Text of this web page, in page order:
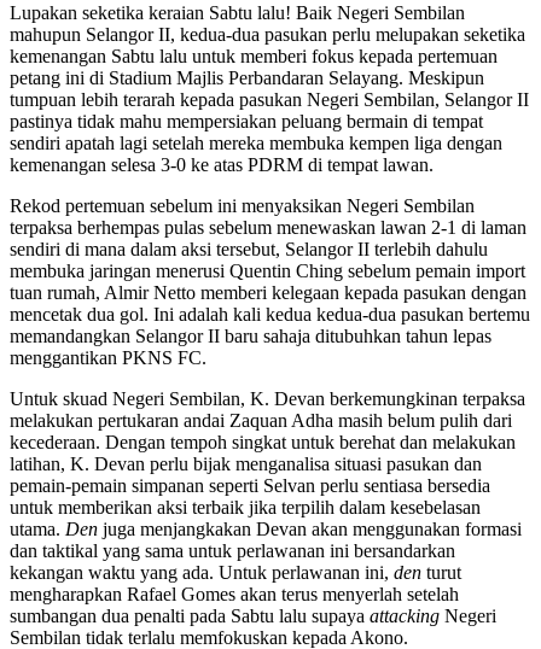
Lupakan seketika keraian Sabtu lalu! Baik Negeri Sembilan
mahupun Selangor II, kedua-dua pasukan perlu melupakan seketika
kemenangan Sabtu lalu untuk memberi fokus kepada pertemuan
petang ini di Stadium Majlis Perbandaran Selayang. Meskipun
tumpuan lebih terarah kepada pasukan Negeri Sembilan, Selangor II
pastinya tidak mahu mempersiakan peluang bermain di tempat
sendiri apatah lagi setelah mereka membuka kempen liga dengan
kemenangan selesa 3-0 ke atas PDRM di tempat lawan.
Rekod pertemuan sebelum ini menyaksikan Negeri Sembilan
terpaksa berhempas pulas sebelum menewaskan lawan 2-1 di laman
sendiri di mana dalam aksi tersebut, Selangor II terlebih dahulu
membuka jaringan menerusi Quentin Ching sebelum pemain import
tuan rumah, Almir Netto memberi kelegaan kepada pasukan dengan
mencetak dua gol. Ini adalah kali kedua kedua-dua pasukan bertemu
memandangkan Selangor II baru sahaja ditubuhkan tahun lepas
menggantikan PKNS FC.
Untuk skuad Negeri Sembilan, K. Devan berkemungkinan terpaksa
melakukan pertukaran andai Zaquan Adha masih belum pulih dari
kecederaan. Dengan tempoh singkat untuk berehat dan melakukan
latihan, K. Devan perlu bijak menganalisa situasi pasukan dan
pemain-pemain simpanan seperti Selvan perlu sentiasa bersedia
untuk memberikan aksi terbaik jika terpilih dalam kesebelasan
utama. Den juga menjangkakan Devan akan menggunakan formasi
dan taktikal yang sama untuk perlawanan ini bersandarkan
kekangan waktu yang ada. Untuk perlawanan ini, den turut
mengharapkan Rafael Gomes akan terus menyerlah setelah
sumbangan dua penalti pada Sabtu lalu supaya attacking Negeri
Sembilan tidak terlalu memfokuskan kepada Akono.